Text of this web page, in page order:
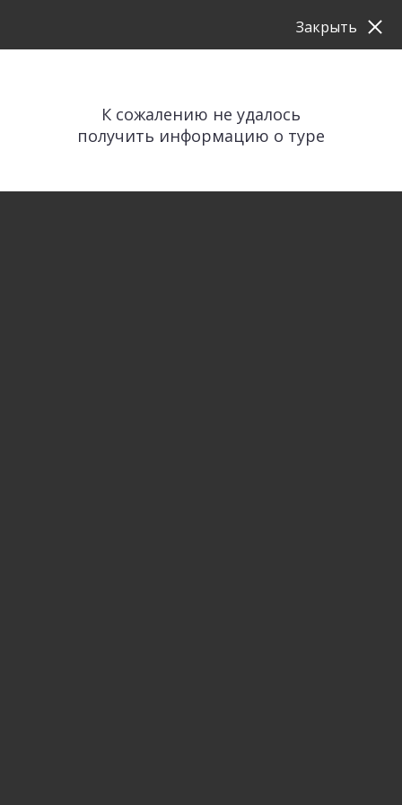
К сожалению не удалось
получить информацию о туре
Закрыть